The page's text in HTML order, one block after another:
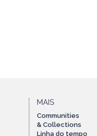
MAIS
Communities
& Collections
Linha do tempo